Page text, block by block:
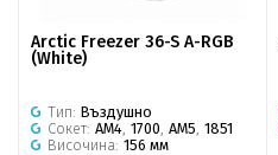
Arctic Freezer 36-S A-RGB
(White)
Тип: Въздушно
Сокет: AM4, 1700, AM5, 1851
Височина: 156 мм